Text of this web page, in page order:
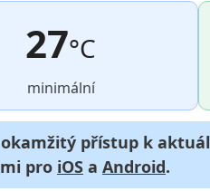
27°C
minimální
přístup k
pro iOS a Android.